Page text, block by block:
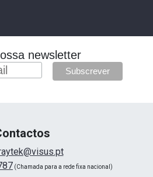
newsletter
(Chamada para a rede fixa nacional)